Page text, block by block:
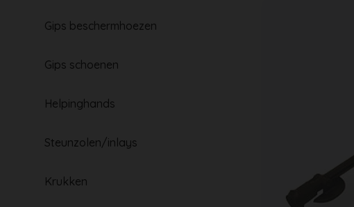
Gips beschermhoezen
Gips schoenen
Helpinghands
Steunzolen/inlays
Krukken